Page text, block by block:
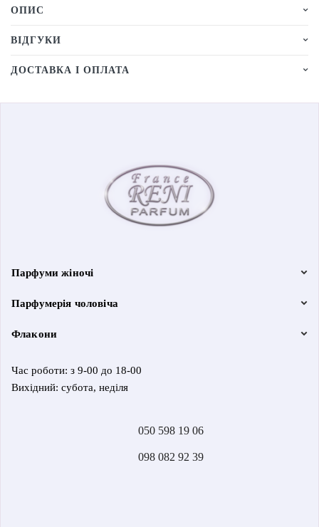
ОПИС
ВІДГУКИ
ДОСТАВКА І ОПЛАТА
Парфуми жіночі
Парфумерія чоловіча
Флакони
Час роботи: з 9-00 до 18-00
Вихідний: субота, неділя
050 598 19 06
098 082 92 39